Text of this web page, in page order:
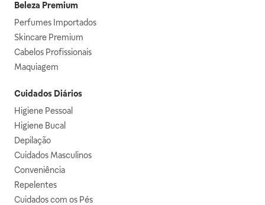
Beleza Premium
Perfumes Importados
Skincare Premium
Cabelos Profissionais
Maquiagem
Cuidados Diários
Higiene Pessoal
Higiene Bucal
Depilação
Cuidados Masculinos
Conveniência
Repelentes
Cuidados com os Pés